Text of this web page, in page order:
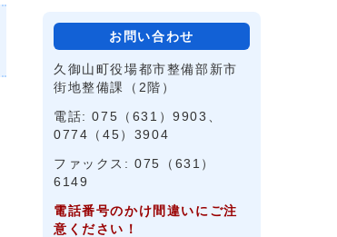
お問い合わせ
久御山町役場都市整備部新市
街地整備課（2階）
電話: 075（631）9903、
0774（45）3904
ファックス: 075（631）
6149
電話番号のかけ間違いにご注
意ください！